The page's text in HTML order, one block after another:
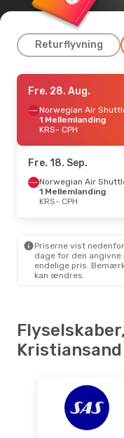
Returflyvning
Tor. 27. Aug.- Man.
Norwegian Air
KRS- CPH
Wizz Air2
Norwegian Air Shuttle
KRS- CPH
Fre. 16. Okt. - Søn.
Søn. 27. Sep.- Ons.
1 Mellemlanding
- KRS
Fre. 28. Aug.
Norwegian Air
1 Mellemlanding
KRS- CPH
Fre. 18. Sep.
Norwegian Air
1 Mellemlanding
KRS- CPH
Priserne vist
dage for den
endelige pris.
kan ændres.